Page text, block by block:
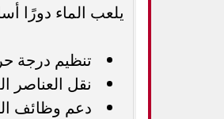
يلعب الماء دورًا
تنظيم درجة
نقل العناصر
دعم وظائف